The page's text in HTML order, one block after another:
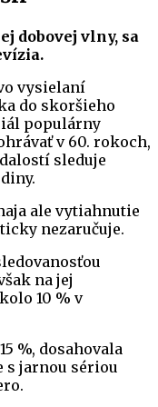
dobovej vlny, sa
vysielaní
do skoršieho
populárny
v 60. rokoch,
sleduje
ale vytiahnutie
nezaručuje.
na jej
10 % v
%, dosahovala
s jarnou sériou